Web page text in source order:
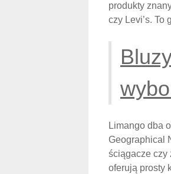
produkty
czy Levi’s. To
Limango dba
Geographical
ściągacze czy
oferują prosty